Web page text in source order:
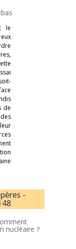
le
de
-
nucléaire ?